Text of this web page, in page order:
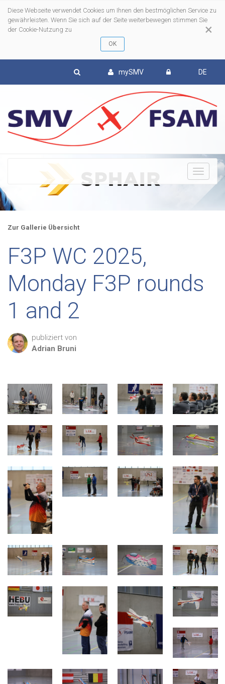
×
Diese Webseite verwendet Cookies um Ihnen den bestmöglichen Service zu
gewährleisten. Wenn Sie sich auf der Seite weiterbewegen stimmen Sie
der Cookie-Nutzung zu
mySMV DE
Zur Gallerie Übersicht
F3P WC 2025,
Monday F3P rounds
1 and 2
publiziert von
Adrian Bruni